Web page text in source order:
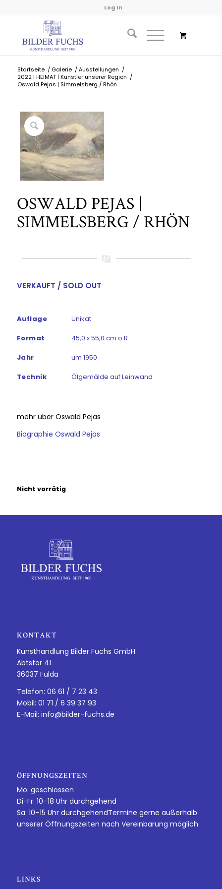
Log In
Startseite / Galerie / Ausstellungen /
2022 | HEIMAT | Künstler unserer Region /
Oswald Pejas | Simmelsberg / Rhön
OSWALD PEJAS |
SIMMELSBERG / RHÖN
VERKAUFT / SOLD OUT
Auflage Unikat
Format 45,0 x 55,0 cm o.R.
Jahr um 1950
Technik Ölgemälde auf Leinwand
mehr über Oswald Pejas
Biographie Oswald Pejas
Nicht vorrätig
KONTAKT
Kunsthandlung Bilder Fuchs GmbH
Abtstor 41
36037 Fulda
Telefon: 06 61 / 7 23 43
Mobil: 01 71 / 6 39 37 93
E-Mail: info@bilder-fuchs.de
ÖFFNUNGSZEITEN
Mo: geschlossen
Di-Fr: 10–18 Uhr durchgehend
Sa: 10–15 Uhr durchgehendTermine gerne außerhalb
unserer Öffnungszeiten nach Vereinbarung möglich.
LINKS